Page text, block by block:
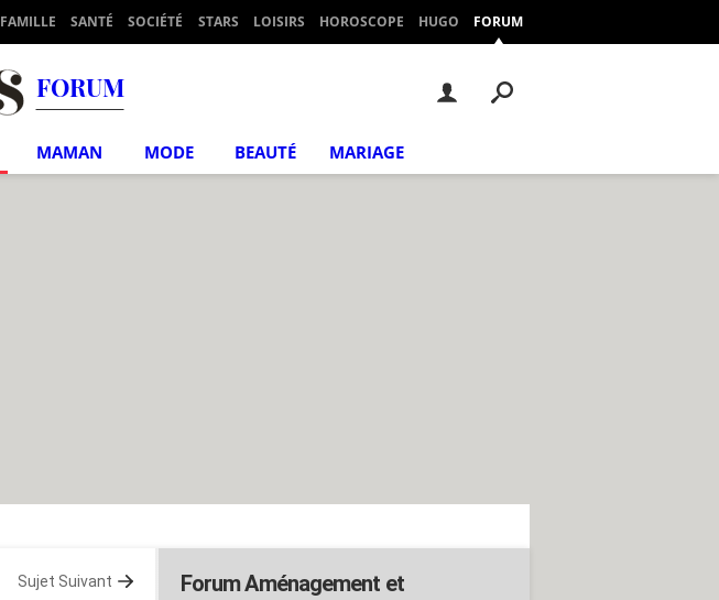
FAMILLE SANTÉ SOCIÉTÉ STARS LOISIRS HOROSCOPE HUGO FORUM
FORUM
MAMAN MODE BEAUTÉ MARIAGE
Sujet Suivant
Forum Aménagement et